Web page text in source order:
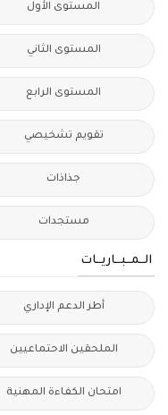
المستوى الأول
المستوى الثاني
المستوى الرابع
تقويم تشخيصي
جذاذات
مستجدات
الــمــبــاريــات
أطر الدعم الإداري
الملحقين الاحتماعيين
امتحان الكفاءة المهنية